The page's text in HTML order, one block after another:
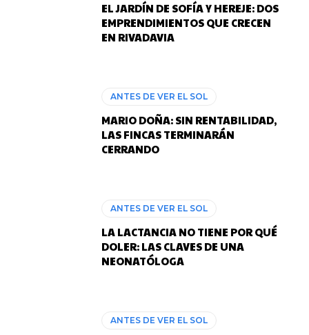
EL JARDÍN DE SOFÍA Y HEREJE: DOS
EMPRENDIMIENTOS QUE CRECEN
EN RIVADAVIA
ANTES DE VER EL SOL
MARIO DOÑA: SIN RENTABILIDAD,
LAS FINCAS TERMINARÁN
CERRANDO
ANTES DE VER EL SOL
LA LACTANCIA NO TIENE POR QUÉ
DOLER: LAS CLAVES DE UNA
NEONATÓLOGA
ANTES DE VER EL SOL